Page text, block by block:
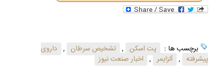
برچسب ها : پت اسکن , تشخیص سرطان , داروی
پیشرفته , آلزایمر , اخبار صنعت نیوز